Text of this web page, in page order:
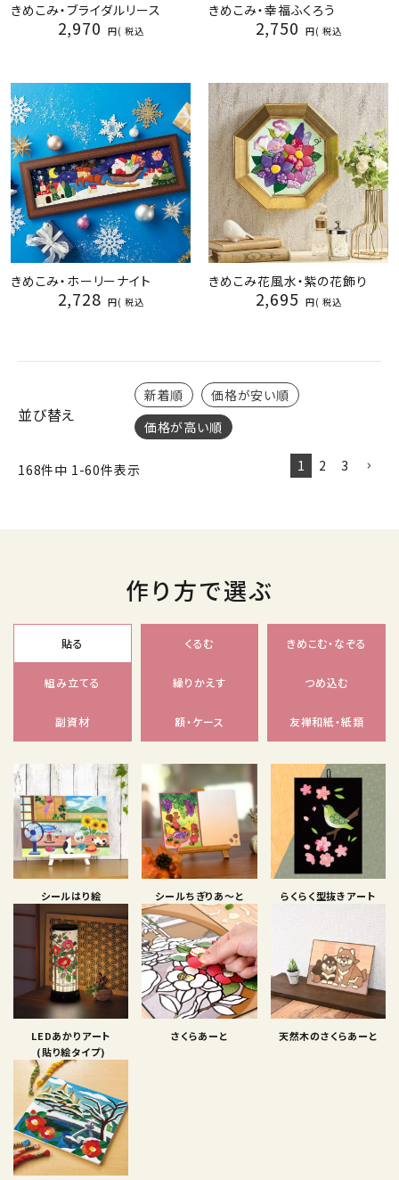
きめこみ・ブライダルリース
2,970 税込
きめこみ・幸福ふくろう
2,750 税込
きめこみ・ホーリーナイト
2,728 税込
きめこみ花風水・紫の花飾り
2,695 税込
並び替え
新着順
価格が安い順
価格が高い順
168件中 1 -60件表示 1 2 3
作り方で選ぶ
貼る くるむ きめこむ・なぞる
組み立てる 繰りかえす つめ込む
副資材 額・ケース 友禅和紙・紙類
シールはり絵 シールちぎりあ〜と らくらく型抜きアート
LEDあかりアート
(貼り絵タイプ)
さくらあーと 天然木のさくらあーと